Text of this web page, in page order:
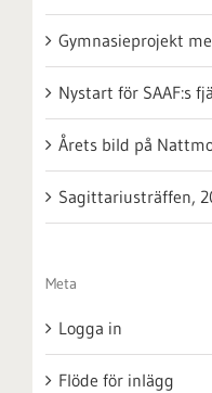
Gymnasieprojekt
Nystart för SAAF:s
Årets bild på
Sagittariusträffen,
Meta
Logga in
Flöde för inlägg